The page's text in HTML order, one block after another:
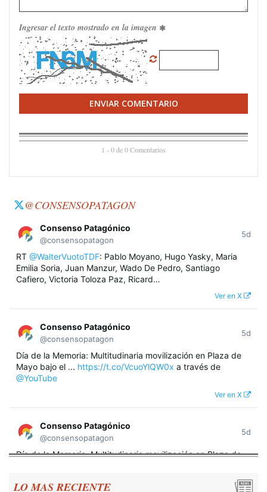
Ingresar el texto mostrado en la imagen
ENVIAR COMENTARIO
1 - 0 de 0 Comentarios
@CONSENSOPATAGON
Consenso Patagónico
@consensopatagon
5d
RT @WalterVuotoTDF: Pablo Moyano, Hugo Yasky, Maria
Emilia Soria, Juan Manzur, Wado De Pedro, Santiago
Cafiero, Victoria Toloza Paz, Ricard…
Ver en X
Consenso Patagónico
@consensopatagon
5d
Día de la Memoria: Multitudinaria movilización en Plaza de
Mayo bajo el ... https://t.co/VcuoYlQW0x a través de
@YouTube
Ver en X
Consenso Patagónico
@consensopatagon
5d
Día de la Memoria: Multitudinaria movilización en Plaza de
Rosada para reivindicar los derechos humanos y la
LO MAS RECIENTE